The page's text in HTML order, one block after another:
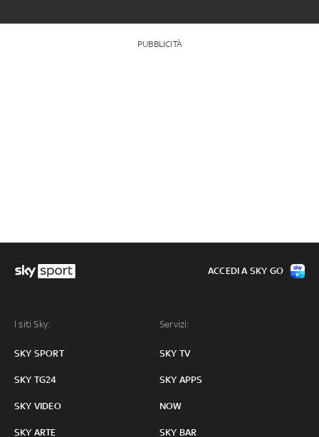
PUBBLICITÀ
I siti Sky:
SKY SPORT
SKY TG24
SKY VIDEO
SKY ARTE
Servizi:
SKY TV
SKY APPS
NOW
SKY BAR
ACCEDI A SKY GO